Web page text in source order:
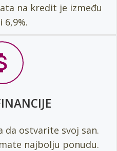
na kredit je između
6,9%.
da ostvarite svoj san.
najbolju ponudu.